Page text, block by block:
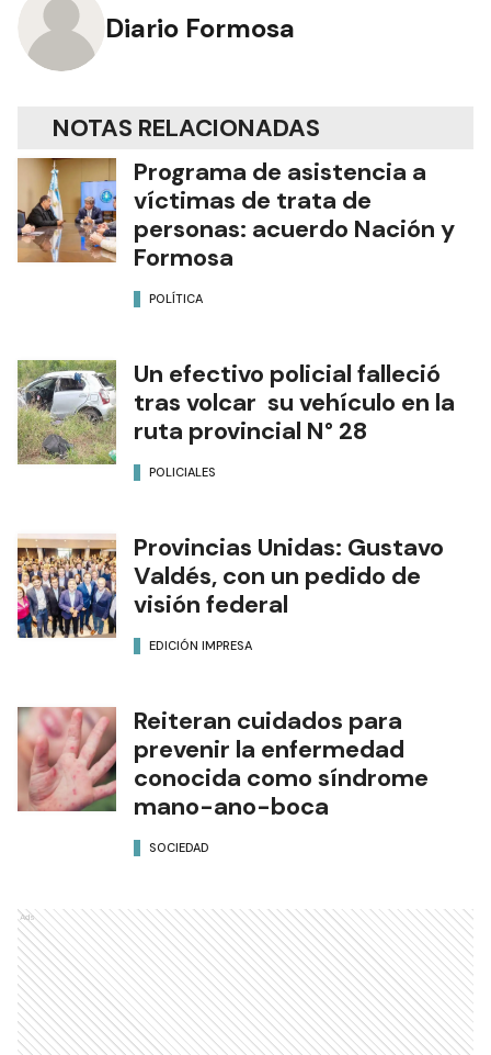
Diario Formosa
NOTAS RELACIONADAS
Programa de asistencia a
víctimas de trata de
personas: acuerdo Nación y
Formosa
POLÍTICA
Un efectivo policial falleció
tras volcar su vehículo en la
ruta provincial N° 28
POLICIALES
Provincias Unidas: Gustavo
Valdés, con un pedido de
visión federal
EDICIÓN IMPRESA
Reiteran cuidados para
prevenir la enfermedad
conocida como síndrome
mano-ano-boca
SOCIEDAD
Ads